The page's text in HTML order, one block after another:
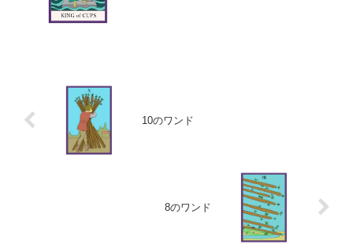
10のワンド
8のワンド